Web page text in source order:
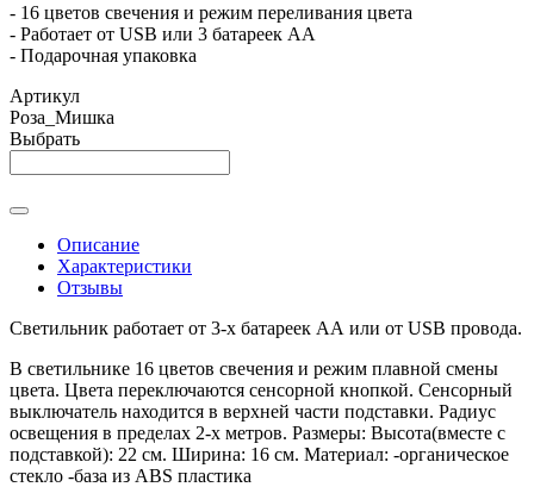
- 16 цветов свечения и режим переливания цвета
- Работает от USB или 3 батареек АА
- Подарочная упаковка
Артикул
Роза_Мишка
Выбрать
Описание
Характеристики
Отзывы
Светильник работает от 3-х батареек АА или от USB провода.
В светильнике 16 цветов свечения и режим плавной смены
цвета. Цвета переключаются сенсорной кнопкой. Сенсорный
выключатель находится в верхней части подставки. Радиус
освещения в пределах 2-х метров. Размеры: Высота(вместе с
подставкой): 22 см. Ширина: 16 см. Материал: -органическое
стекло -база из ABS пластика